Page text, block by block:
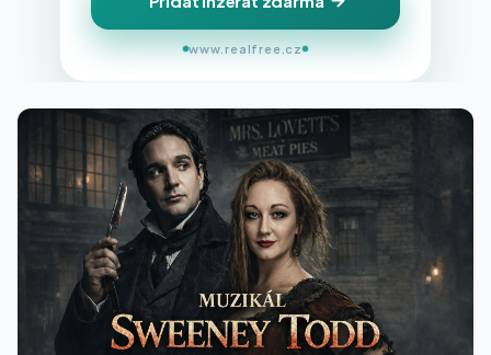
www.realfree.cz